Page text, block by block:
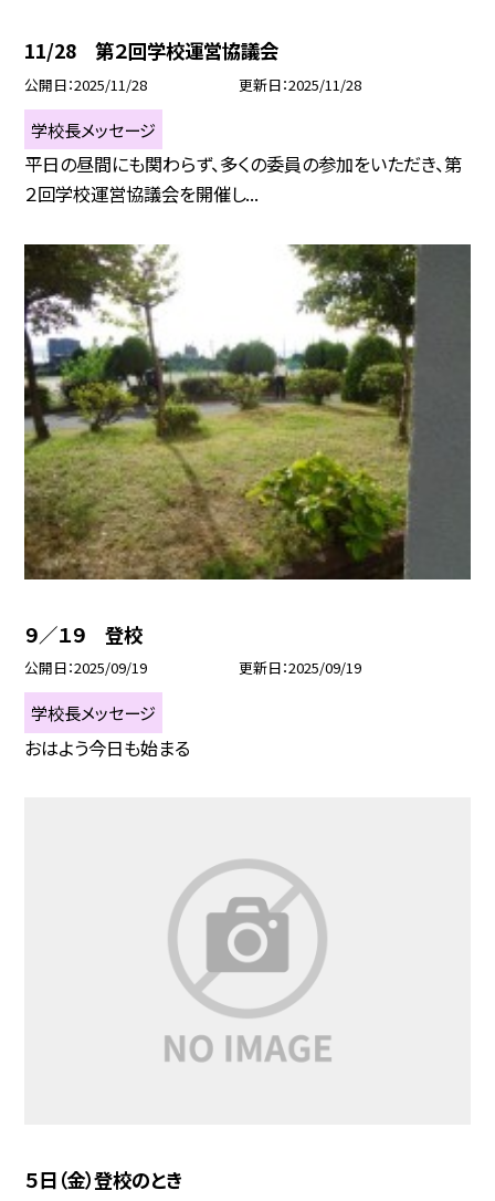
11/28 第２回学校運営協議会
公開日 2025/11/28 更新日 2025/11/28
学校長メッセージ
平日の昼間にも関わらず、多くの委員の参加をいただき、第
２回学校運営協議会を開催し...
９／１９ 登校
公開日 2025/09/19 更新日 2025/09/19
学校長メッセージ
おはよう今日も始まる
５日（金）登校のとき